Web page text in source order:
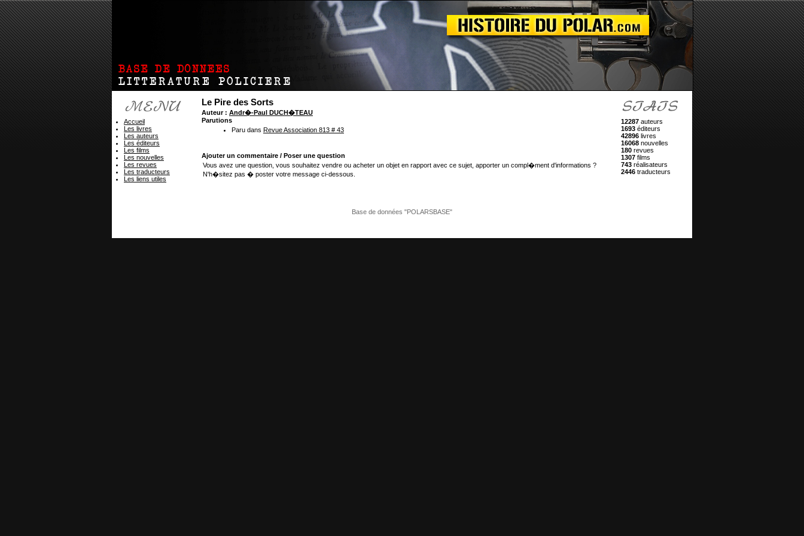
Le Pire des Sorts
Auteur : Andr�-Paul DUCH�TEAU
Parutions
Paru dans Revue Association 813 # 43
Ajouter un commentaire / Poser une question
Vous avez une question, vous souhaitez vendre ou acheter un objet en rapport avec ce sujet, apporter un compl�ment d'informations ?
N'h�sitez pas � poster votre message ci-dessous.
Accueil
Les livres
Les auteurs
Les éditeurs
Les films
Les nouvelles
Les revues
Les traducteurs
Les liens utiles
12287 auteurs
1693 éditeurs
42896 livres
16068 nouvelles
180 revues
1307 films
743 réalisateurs
2446 traducteurs
Base de données "POLARSBASE"